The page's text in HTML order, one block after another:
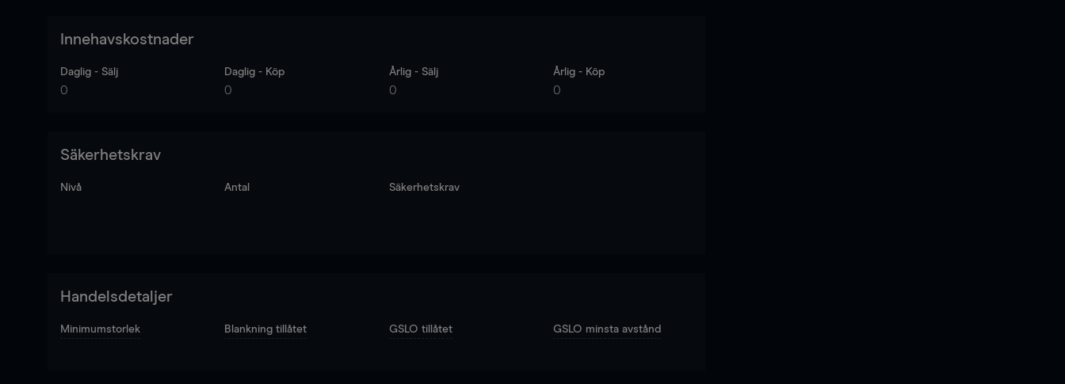
Innehavskostnader
Daglig - Sälj
0
Daglig - Köp
0
Årlig - Sälj
0
Årlig - Köp
0
Säkerhetskrav
Nivå Antal Säkerhetskrav
Handelsdetaljer
Minimumstorlek Blankning tillåtet GSLO tillåtet GSLO minsta avstånd